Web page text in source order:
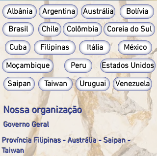
Albânia
Brasil
Argentina Austrália
Bolívia
Chile
Colômbia
Coreia do Sul
Cuba
Filipinas Itália
México
Moçambique
Peru
Estados Unidos
Saipan
Taiwan Uruguai Venezuela
Nossa organização
Governo Geral
Província Filipinas - Austrália - Saipan -
Taiwan